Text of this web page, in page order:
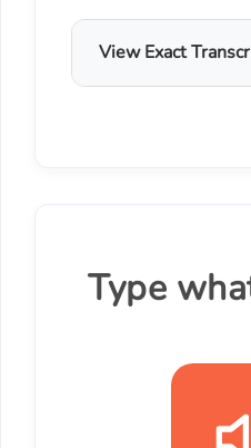
View Exact
Type